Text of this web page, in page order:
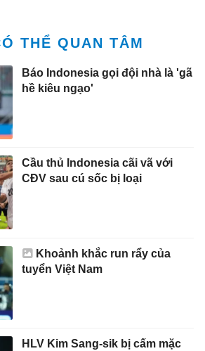
THỂ QUAN TÂM
Báo Indonesia gọi đội nhà là 'gã
hề kiêu ngạo'
Cầu thủ Indonesia cãi vã với
CĐV sau cú sốc bị loại
Khoảnh khắc run rẩy của
tuyển Việt Nam
HLV Kim Sang-sik bị cấm mặc